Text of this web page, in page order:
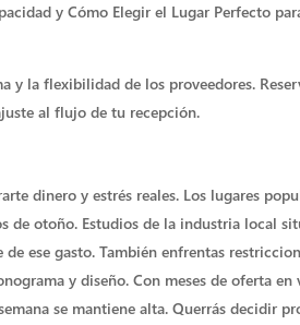
y Cómo Elegir el Lugar Perfecto
la flexibilidad de los proveedores.
al flujo de tu recepción.
dinero y estrés reales. Los lugares
otoño. Estudios de la industria local
ese gasto. También enfrentas
y diseño. Con meses de oferta en
se mantiene alta. Querrás decidir